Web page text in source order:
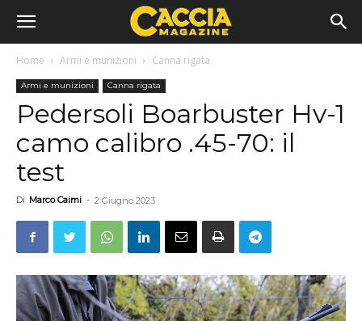
Home Armi e munizioni Canna rigata
Armi e munizioni Canna rigata
Pedersoli Boarbuster Hv-1
camo calibro .45-70: il
test
Di Marco Caimi - 2 Giugno 2023